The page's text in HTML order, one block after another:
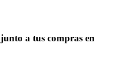
junto a tus compras en